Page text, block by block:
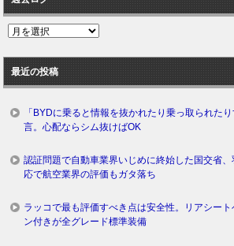
過
ロ
グ
最近の投稿
「BYDに乗ると情報を抜かれたり乗っ取られた
言。心配ならシム抜けばOK
認証問題で自動車業界いじめに終始した国交省
応で航空業界の評価もガタ落ち
ラッコで最も評価すべき点は安全性。リアシー
ン付きが全グレード標準装備